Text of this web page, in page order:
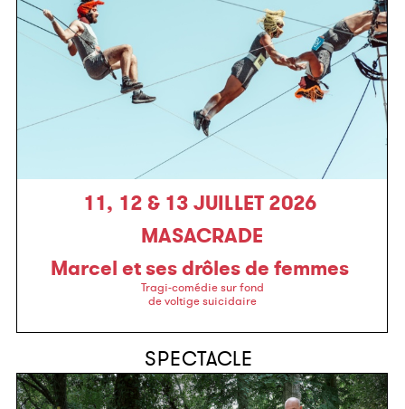
11, 12 & 13 JUILLET 2026
MASACRADE
Marcel et ses drôles de femmes
Tragi-comédie sur fond
de voltige suicidaire
SPECTACLE